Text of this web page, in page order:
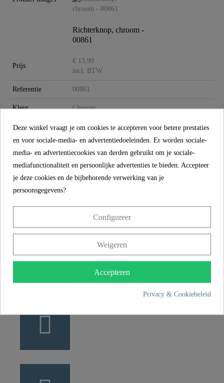
Gewicht
Richterknop, chroom -
00861
Prijs
€ 13,99
incl. BTW
Referentie 00861
Kleur Chroom
Gewicht 0,0 kg
CONTACT
Franz Joseph Schütte GmbH
Hullerweg 1
49134 Wallenhorst
+49 5407 8707 777
Deze winkel vraagt je om cookies te accepteren voor betere prestaties
en voor sociale-media- en advertentiedoeleinden. Er worden sociale-
media- en advertentiecookies van derden gebruikt om je sociale-
mediafunctionaliteit en persoonlijke advertenties te bieden. Accepteer
je deze cookies en de bijbehorende verwerking van je
persoonsgegevens?
Configureer
Weigeren
Accepteren
Privacy & Cookiebeleid